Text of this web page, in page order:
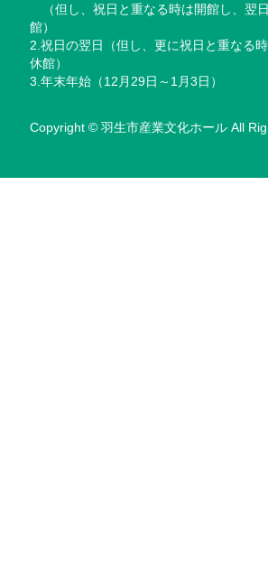
（但し、祝日と重なる時は開館し、翌
館）
2.祝日の翌日（但し、更に祝日と重なる
休館）
3.年末年始（12月29日～1月3日）
Copyright © 羽生市産業文化ホール All